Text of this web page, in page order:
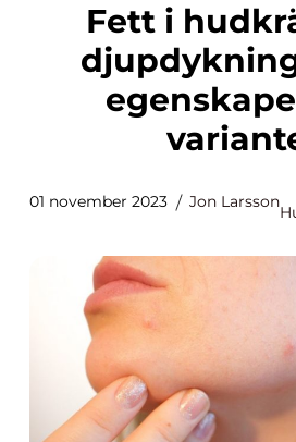
Fett i hudkräm: En
01 november 2023 Jon Larsson